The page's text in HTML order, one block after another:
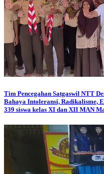
Tim Pencegahan Satgaswil NTT
Bahaya Intoleransi, Radikalisme,
339 siswa kelas XI dan XII MAN